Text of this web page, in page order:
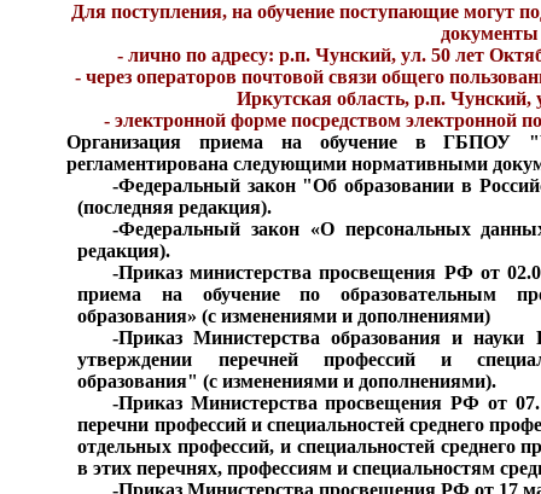
Для поступления, на обучение поступающие могут
документы
- лично по адресу: р.п. Чунский, ул. 50 лет
- через операторов почтовой связи общего
Иркутская область, р.п.
- электронной форме посредством электронной
Организация приема на обучение в ГБПОУ
регламентирована следующими нормативными
-Федеральный закон "Об образовании в
(последняя редакция).
-Федеральный закон «О персональных
редакция).
-Приказ министерства просвещения РФ от
приема на обучение по образовательным
образования» (с изменениями и дополнениями)
-Приказ Министерства образования и
утверждении перечней профессий и
образования" (с изменениями и дополнениями).
-Приказ Министерства просвещения РФ от
перечни профессий и специальностей среднего
отдельных профессий, и специальностей среднего
в этих перечнях, профессиям и специальностям